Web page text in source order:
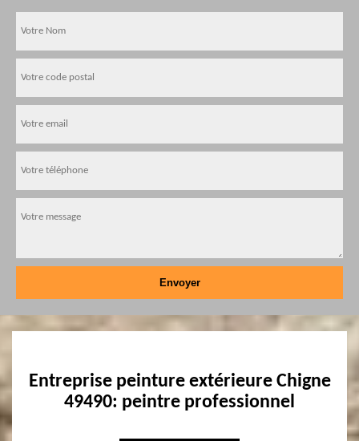
Entreprise peinture extérieure Chigne
49490: peintre professionnel